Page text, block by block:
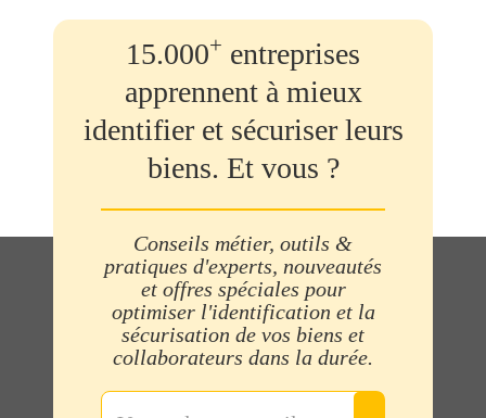
15.000+ entreprises
apprennent à mieux
identifier et sécuriser leurs
biens. Et vous ?
Conseils métier, outils &
pratiques d'experts, nouveautés
et offres spéciales pour
optimiser l'identification et la
sécurisation de vos biens et
collaborateurs dans la durée.